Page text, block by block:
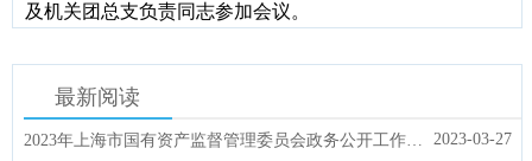
及机关团总支负责同志参加会议。
最新阅读
2023-03-27
2023年上海市国有资产监督管理委员会政务公开工作要点